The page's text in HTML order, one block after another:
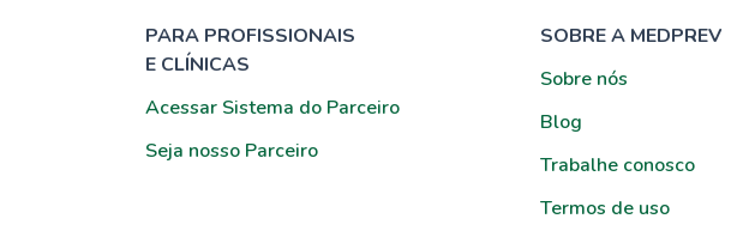
PARA PROFISSIONAIS
E CLÍNICAS
Acessar Sistema do Parceiro
Seja nosso Parceiro
SOBRE A MEDPREV
Sobre nós
Blog
Trabalhe conosco
Termos de uso